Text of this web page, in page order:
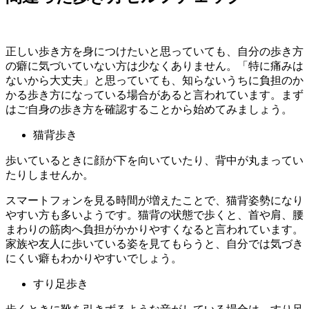
正しい歩き方を身につけたいと思っていても、自分の歩き方
の癖に気づいていない方は少なくありません。「特に痛みは
ないから大丈夫」と思っていても、知らないうちに負担のか
かる歩き方になっている場合があると言われています。まず
はご自身の歩き方を確認することから始めてみましょう。
猫背歩き
歩いているときに顔が下を向いていたり、背中が丸まってい
たりしませんか。
スマートフォンを見る時間が増えたことで、猫背姿勢になり
やすい方も多いようです。猫背の状態で歩くと、首や肩、腰
まわりの筋肉へ負担がかかりやすくなると言われています。
家族や友人に歩いている姿を見てもらうと、自分では気づき
にくい癖もわかりやすいでしょう。
すり足歩き